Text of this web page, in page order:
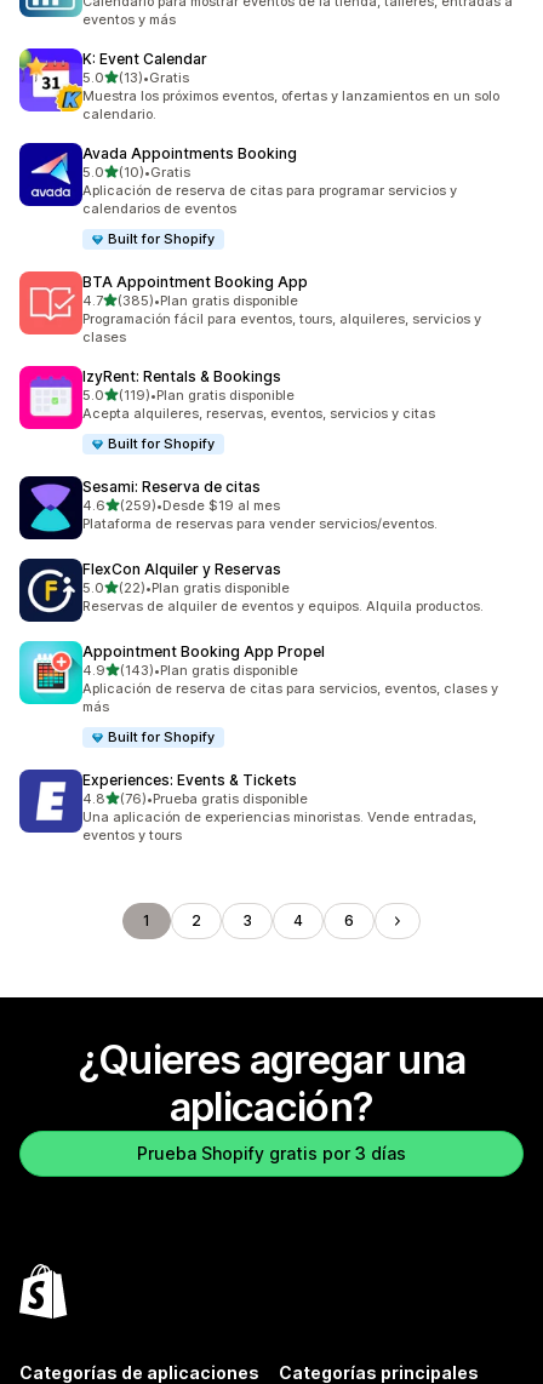
eventos y más
K: Event Calendar
5.0de 5 estrellas
(13)
13 reseñas en total
•Gratis
Muestra los próximos eventos, ofertas y lanzamientos en un solo
calendario.
Avada Appointments Booking
5.0de 5 estrellas
(10)
10 reseñas en total
•Gratis
Aplicación de reserva de citas para programar servicios y
calendarios de eventos
Built for Shopify
BTA Appointment Booking App
4.7de 5 estrellas
(385)
385 reseñas en total
•Plan gratis disponible
Programación fácil para eventos, tours, alquileres, servicios y
clases
IzyRent: Rentals & Bookings
5.0de 5 estrellas
(119)
119 reseñas en total
•Plan gratis disponible
Acepta alquileres, reservas, eventos, servicios y citas
Built for Shopify
Sesami: Reserva de citas
4.6de 5 estrellas
(259)
259 reseñas en total
•Desde $19 al mes
Plataforma de reservas para vender servicios/eventos.
FlexCon Alquiler y Reservas
5.0de 5 estrellas
(22)
22 reseñas en total
•Plan gratis disponible
Reservas de alquiler de eventos y equipos. Alquila productos.
Appointment Booking App Propel
4.9de 5 estrellas
(143)
143 reseñas en total
•Plan gratis disponible
Aplicación de reserva de citas para servicios, eventos, clases y
más
Built for Shopify
Experiences: Events & Tickets
4.8de 5 estrellas
(76)
76 reseñas en total
•Prueba gratis disponible
Una aplicación de experiencias minoristas. Vende entradas,
eventos y tours
1 2 3 4 6
¿Quieres agregar una
aplicación?
Prueba Shopify gratis por 3 días
Categorías de aplicaciones Categorías principales